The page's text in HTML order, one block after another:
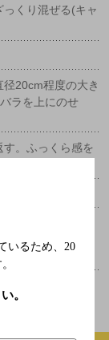
くり混ぜる(キャ
20cm程度の大き
ラを上にのせ
。ふっくら感を
明太子の代わり
いるため、 20
。